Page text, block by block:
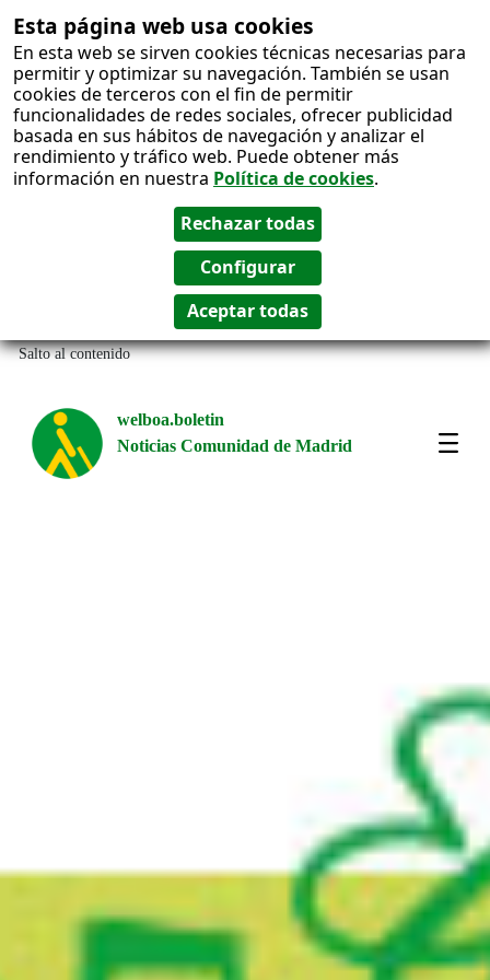
Esta página web usa cookies
En esta web se sirven cookies técnicas necesarias para
permitir y optimizar su navegación. También se usan
cookies de terceros con el fin de permitir
funcionalidades de redes sociales, ofrecer publicidad
basada en sus hábitos de navegación y analizar el
rendimiento y tráfico web. Puede obtener más
información en nuestra Política de cookies.
Salto al contenido
welboa.boletin
Noticias Comunidad de Madrid